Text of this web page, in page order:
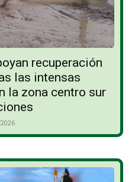
recuperación
las intensas
la zona centro sur